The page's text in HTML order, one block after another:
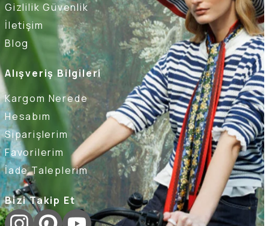
Gizlilik Güvenlik
İletişim
Blog
Alışveriş Bilgileri
Kargom Nerede
Hesabım
Siparişlerim
Favorilerim
İade Taleplerim
Bizi Takip Et